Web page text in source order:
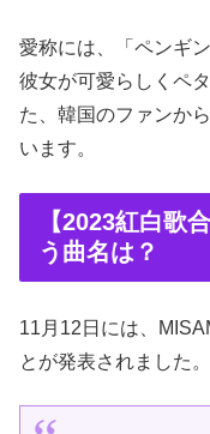
愛称には、「ペンギ
彼女が可愛らしくペ
た、韓国のファンか
います。
【2023紅白歌
う曲名は？
11月12日には、
とが発表されました。